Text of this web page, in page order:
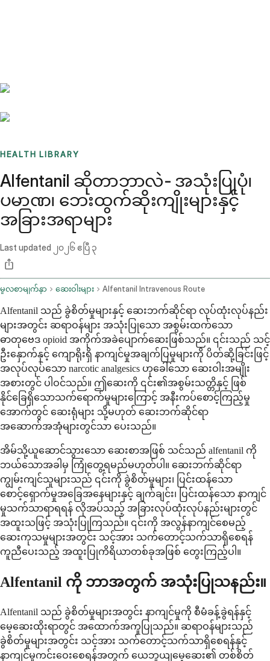
HEALTH LIBRARY
Alfentanil ဆိုတာဘာလဲ- အသုံးပြုပုံ၊
ပမာဏ၊ ဘေးထွက်ဆိုးကျိုးများနှင့်
အခြားအရာများ
Last updated ၂၀၂၆ ဧပြီ ၃
မူလစာမျက်နှာ ဆေးဝါးများ Alfentanil Intravenous Route
Alfentanil သည် ခွဲစိတ်မှုများနှင့် ဆေးဘက်ဆိုင်ရာ လုပ်ထုံးလုပ်နည်း
များအတွင်း ဆရာဝန်များ အသုံးပြုသော အစွမ်းထက်သော
ဓာတုဗေဒ opioid အကိုက်အခဲပျောက်ဆေးဖြစ်သည်။ ၎င်းသည် သင့်
ဦးနှောက်နှင့် ကျောရိုးရှိ နာကျင်မှုအချက်ပြမှုများကို ပိတ်ဆို့ခြင်းဖြင့်
အလုပ်လုပ်သော narcotic analgesics ဟုခေါ်သော ဆေးဝါးအမျိုး
အစားတွင် ပါဝင်သည်။ ဤဆေးကို ၎င်း၏အစွမ်းသတ္တိနှင့် ဖြစ်
နိုင်ခြေရှိသောသက်ရောက်မှုများကြောင့် အနီးကပ်စောင့်ကြည့်မှု
အောက်တွင် ဆေးရုံများ သို့မဟုတ် ဆေးဘက်ဆိုင်ရာ
အဆောက်အအုံများတွင်သာ ပေးသည်။
အိမ်သို့ယူဆောင်သွားသော ဆေးစာအဖြစ် သင်သည် alfentanil ကို
ဘယ်သောအခါမှ ကြုံတွေ့ရမည်မဟုတ်ပါ။ ဆေးဘက်ဆိုင်ရာ
ကျွမ်းကျင်သူများသည် ၎င်းကို ခွဲစိတ်မှုများ၊ ပြင်းထန်သော
စောင့်ရှောက်မှုအခြေအနေများနှင့် ချက်ချင်း၊ ပြင်းထန်သော နာကျင်
မှုသက်သာရာရရန် လိုအပ်သည့် အခြားလုပ်ထုံးလုပ်နည်းများတွင်
အထူးသဖြင့် အသုံးပြုကြသည်။ ၎င်းကို အလွန်နာကျင်စေမည့်
ဆေးကုသမှုများအတွင်း သင့်အား သက်တောင့်သက်သာရှိစေရန်
ကူညီပေးသည့် အထူးပြုကိရိယာတစ်ခုအဖြစ် တွေးကြည့်ပါ။
Alfentanil ကို ဘာအတွက် အသုံးပြုသနည်း။
Alfentanil သည် ခွဲစိတ်မှုများအတွင်း နာကျင်မှုကို စီမံခန့်ခွဲရန်နှင့်
မေ့ဆေးထိုးရာတွင် အထောက်အကူပြုသည်။ ဆရာဝန်များသည်
ခွဲစိတ်မှုများအတွင်း သင့်အား သက်တောင့်သက်သာရှိစေရန်နှင့်
နာကျင်မှုကင်းဝေးစေရန်အတွက် ယေဘူယျမေ့ဆေး၏ တစ်စိတ်